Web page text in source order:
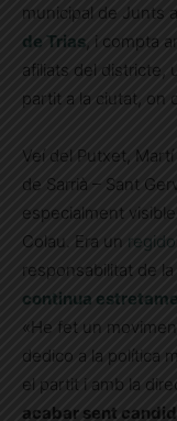
municipal de Junts
de Trias , i compta
afiliats del districte,
partit a la ciutat, on
Veí del Putxet,
de Sarrià – Sant
especialment visible
Colau
. Era un
responsabilitat de
continua
«He fet un
dedico a la política
el partit i amb la
acabar sent